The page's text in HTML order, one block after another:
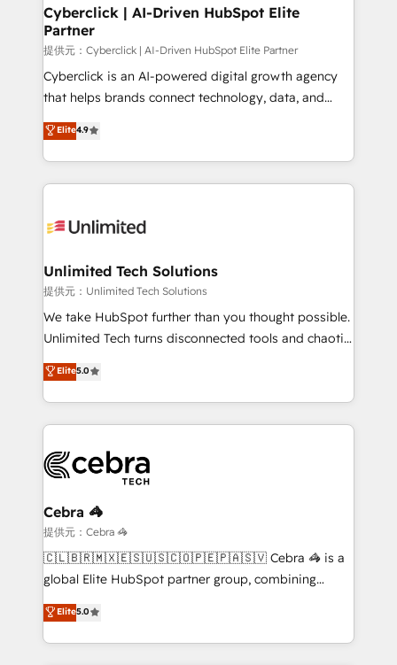
from other CRMs to HubSpot without data loss or
downtime. 🔹 RevOps Strategy: Align teams,
processes, and data to drive revenue efficiency. 🔹
Integrations: Connect HubSpot with your tech stack
for better adoption. 🔹 Custom Solutions: Build
SOC 2 Type II and ISO 27001 certified, reinforcing
our commitment to data security and compliance. At
Cyberclick | AI-Driven HubSpot Elite
Partner
提供元：Cyberclick | AI-Driven HubSpot Elite Partner
Cyberclick is an AI-powered digital growth agency
that helps brands connect technology, data, and
creativity to achieve measurable results. Founded in
Barcelona and operating across Spain, LATAM, and
the UK, we support global companies in building
smarter marketing, sales, and customer success
Iberia (Spain & Portugal), we combine human insight
growth. Our multidisciplinary team designs solutions
that simplify complexity, boost performance, and
turn innovation into real impact. 🌍 Highlights •
HubSpot Partner since 2012 • 2022 EMEA Impact
projects • Clients in 30+ industries • Proprietary
technology for integrations • Multilingual team:
Elite4.9
Unlimited Tech Solutions
提供元：Unlimited Tech Solutions
We take HubSpot further than you thought possible.
Unlimited Tech turns disconnected tools and chaotic
processes into a seamless, high-performing revenue
engine. We combine RevOps strategy with deep
technical execution to help teams scale faster—with
cleaner data, smarter automation, and more
Implementation & Migration · Native & Custom
Reporting & Analytics · GTM Architecture · Sales &
Marketing Enablement If you’re ready to elevate
HubSpot from “just your CRM” to your growth
infrastructure—let’s talk.
Elite5.0
Cebra 🦓
提供元：Cebra 🦓
🇨🇱🇧🇷🇲🇽🇪🇸🇺🇸🇨🇴🇵🇪🇵🇦🇸🇻 Cebra 🦓 is a
global Elite HubSpot partner group, combining
technology, marketing and media expertise across
Latin America and Southern Europe, with teams
across 9 countries. Born in Chile, we combine local
Elite5.0